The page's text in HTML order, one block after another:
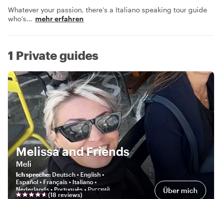
Whatever your passion, there’s a Italiano speaking tour guide
who’s... mehr erfahren
1 Private guides
Melissa and Friends
Meli
Ich spreche: Deutsch • English •
Español • Français • Italiano •
Nederlands • Português • Русский
(18 reviews) Über mich